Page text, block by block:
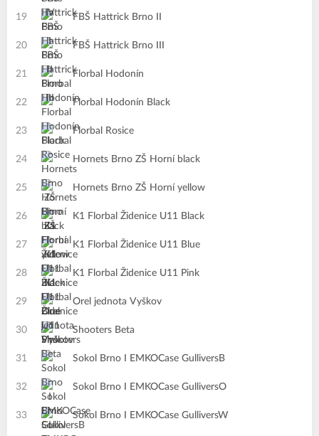
19 FBŠ Hattrick Brno II
20 FBŠ Hattrick Brno III
21 Florbal Hodonín
22 Florbal Hodonín Black
23 Florbal Rosice
24 Hornets Brno ZŠ Horní black
25 Hornets Brno ZŠ Horní yellow
26 K1 Florbal Židenice U11 Black
27 K1 Florbal Židenice U11 Blue
28 K1 Florbal Židenice U11 Pink
29 Orel jednota Vyškov
30 Shooters Beta
31 Sokol Brno I EMKOCase GulliversB
32 Sokol Brno I EMKOCase GulliversO
33 Sokol Brno I EMKOCase GulliversW